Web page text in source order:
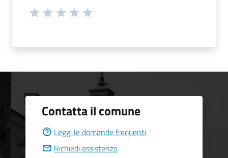
Contatta il comune
Leggi le domande frequenti
Richiedi assistenza